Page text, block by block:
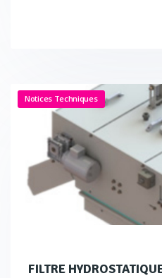
Notices Techniques
FILTRE